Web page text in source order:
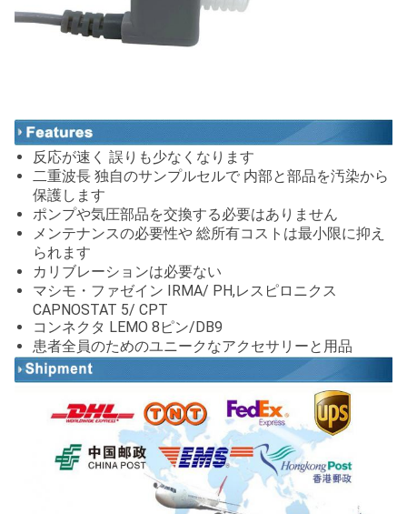
反応が速く 誤りも少なくなります
二重波長 独自のサンプルセルで 内部と部品を汚染から
保護します
ポンプや気圧部品を交換する必要はありません
メンテナンスの必要性や 総所有コストは最小限に抑え
られます
カリブレーションは必要ない
マシモ・ファゼイン IRMA/ PH,レスピロニクス
CAPNOSTAT 5/ CPT
コンネクタ LEMO 8ピン/DB9
患者全員のためのユニークなアクセサリーと用品